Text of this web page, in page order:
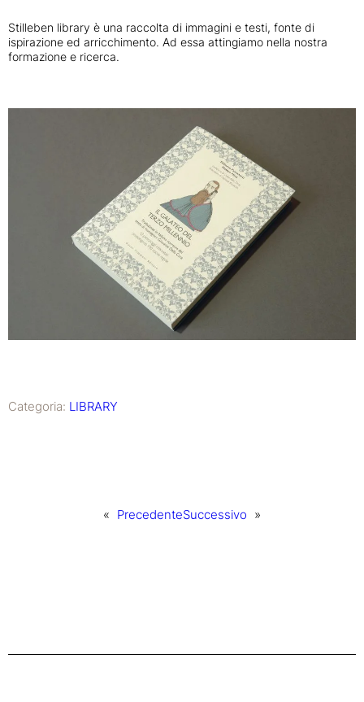
Stilleben library è una raccolta di immagini e testi, fonte di
ispirazione ed arricchimento. Ad essa attingiamo nella nostra
formazione e ricerca.
Categoria: LIBRARY
« PrecedenteSuccessivo »